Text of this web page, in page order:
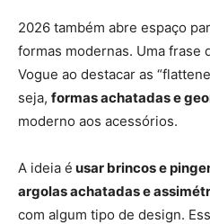
2026 também abre espaço
formas modernas. Uma frase
Vogue ao destacar as
seja, formas achatadas e
moderno aos acessórios.
A ideia é usar brincos e
argolas achatadas e
com algum tipo de design.